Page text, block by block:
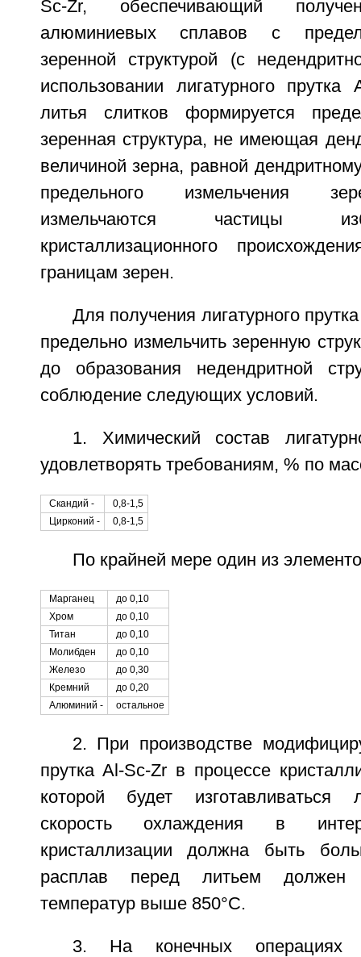
Sc-Zr, обеспечивающий
алюминиевых сплавов с
зеренной структурой (с
использовании лигатурного
литья слитков формируется
зеренная структура, не имеющая
величиной зерна, равной
предельного измельчения
измельчаются частицы
кристаллизационного
границам зерен.
Для получения лигатурного
предельно измельчить зеренную
до образования недендритной
соблюдение следующих условий.
1. Химический состав
удовлетворять требованиям, % по
Скандий -
0,8-1,5
Цирконий -
0,8-1,5
По крайней мере один из
Марганец
до 0,10
Хром
до 0,10
Титан
до 0,10
Молибден
до 0,10
Железо
до 0,30
Кремний
до 0,20
Алюминий -
остальное
2. При производстве
прутка Al-Sc-Zr в процессе
которой будет изготавливаться
скорость охлаждения в
кристаллизации должна быть
расплав перед литьем должен
температур выше 850°С.
3. На конечных операциях